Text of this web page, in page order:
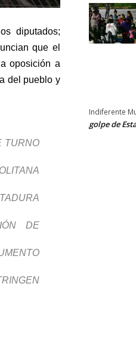
diputados;
que el
oposición a
del pueblo y
TURNO
DE
Indiferente
golpe de